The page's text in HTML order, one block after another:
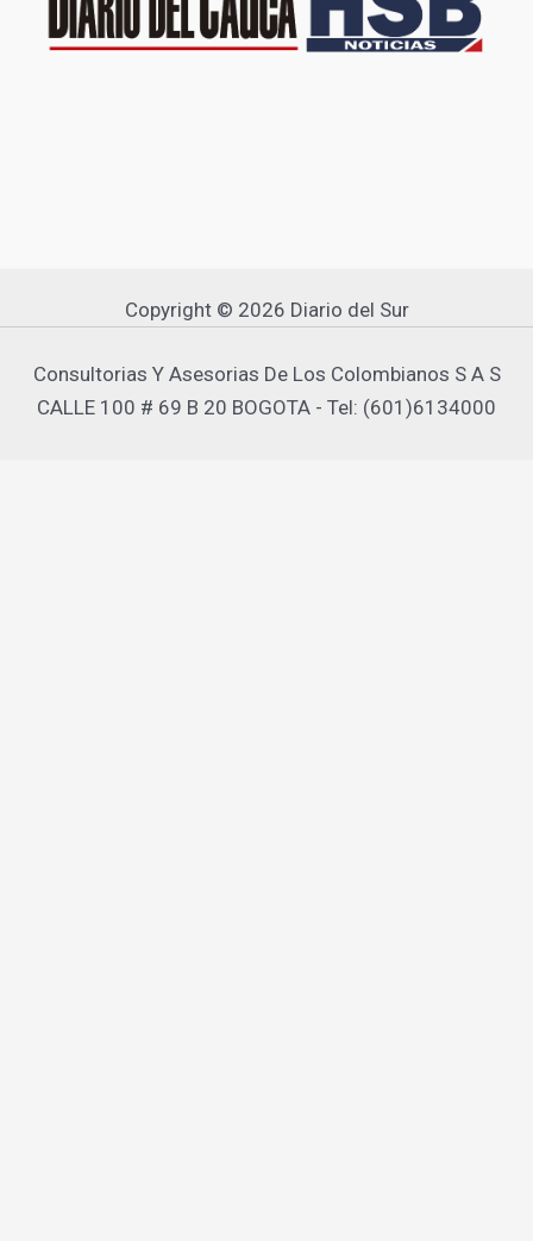
Copyright © 2026 Diario del Sur
Consultorias Y Asesorias De Los Colombianos S A S
CALLE 100 # 69 B 20 BOGOTA - Tel: (601)6134000